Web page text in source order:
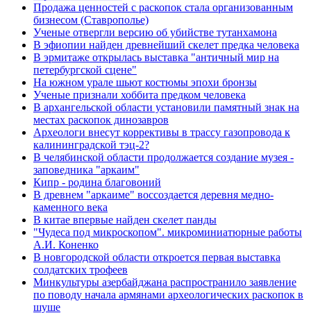
Продажа ценностей с раскопок стала организованным
бизнесом (Ставрополье)
Ученые отвергли версию об убийстве тутанхамона
В эфиопии найден древнейший скелет предка человека
В эрмитаже открылась выставка "античный мир на
петербургской сцене"
На южном урале шьют костюмы эпохи бронзы
Ученые признали хоббита предком человека
В архангельской области установили памятный знак на
местах раскопок динозавров
Археологи внесут коррективы в трассу газопровода к
калининградской тэц-2?
В челябинской области продолжается создание музея -
заповедника "аркаим"
Кипр - родина благовоний
В древнем "аркаиме" воссоздается деревня медно-
каменного века
В китае впервые найден скелет панды
"Чудеса под микроскопом". микроминиатюрные работы
А.И. Коненко
В новгородской области откроется первая выставка
солдатских трофеев
Минкультуры азеpбайджана распространило заявление
по поводу начала аpмянами археологических раскопок в
шуше